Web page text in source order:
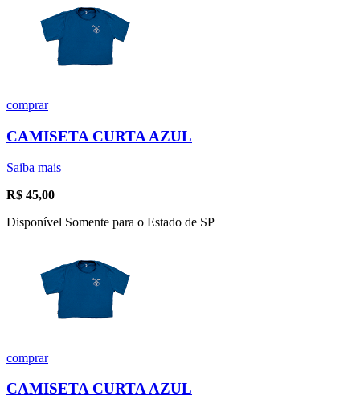
comprar
CAMISETA CURTA AZUL
Saiba mais
R$ 45,00
Disponível Somente para o Estado de SP
comprar
CAMISETA CURTA AZUL